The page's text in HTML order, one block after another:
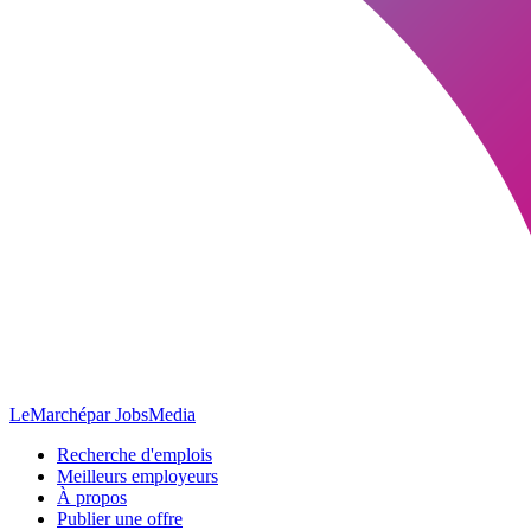
LeMarchépar JobsMedia
Recherche d'emplois
Meilleurs employeurs
À propos
Publier une offre